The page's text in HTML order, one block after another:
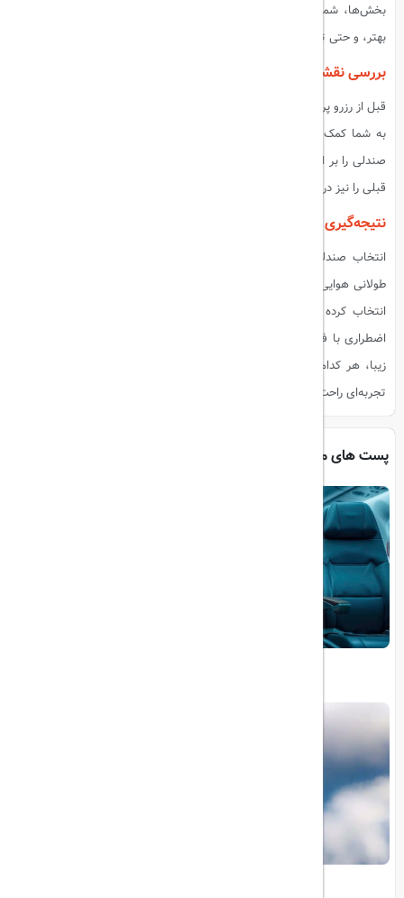
بخش‌ها، شما از خدمات ویژه‌ای مانند اولویت در سوار و پیاده شدن، غذای
بهتر، و حتی تخت‌های قابل خوابیدن بهره‌مند خواهید شد.
بررسی نقشه صندلی‌ها: استفاده از ابزارهای آنلاین
به شما کمک می‌کنند تا نقشه صندلی‌های هواپیما را بررسی کرده و بهترین
صندلی را بر اساس نیازهای خود انتخاب کنید. شما می‌توانید نظرات مسافران
قبلی را نیز در مورد هر صندلی مشاهده کنید و تصمیم بهتری بگیرید.
نتیجه‌گیری
انتخاب صندلی مناسب می‌تواند تفاوت زیادی در تجربه شما از یک سفر
طولانی هوایی ایجاد کند. با توجه به نیازهای خود، می‌توانید بهترین صندلی را
انتخاب کرده و از سفرتان لذت بیشتری ببرید. از صندلی‌های ردیف خروج
اضطراری با فضای بیشتر برای پاها گرفته تا صندلی‌های کنار پنجره با مناظر
زیبا، هر کدام مزایای خاص خود را دارند. با تحقیق و بررسی قبل از پرواز،
تجربه‌ای راحت‌تر و لذت‌بخش‌تر خواهید داشت.
پست های مرتبط